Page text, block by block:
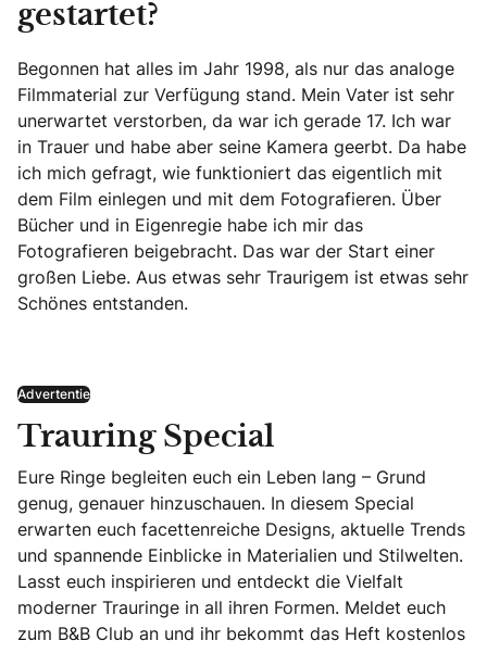
gestartet?
Begonnen hat alles im Jahr 1998, als nur das analoge
Filmmaterial zur Verfügung stand. Mein Vater ist sehr
unerwartet verstorben, da war ich gerade 17. Ich war
in Trauer und habe aber seine Kamera geerbt. Da habe
ich mich gefragt, wie funktioniert das eigentlich mit
dem Film einlegen und mit dem Fotografieren. Über
Bücher und in Eigenregie habe ich mir das
Fotografieren beigebracht. Das war der Start einer
großen Liebe. Aus etwas sehr Traurigem ist etwas sehr
Schönes entstanden.
Advertentie
Trauring Special
Eure Ringe begleiten euch ein Leben lang – Grund
genug, genauer hinzuschauen. In diesem Special
erwarten euch facettenreiche Designs, aktuelle Trends
und spannende Einblicke in Materialien und Stilwelten.
Lasst euch inspirieren und entdeckt die Vielfalt
moderner Trauringe in all ihren Formen. Meldet euch
zum B&B Club an und ihr bekommt das Heft kostenlos